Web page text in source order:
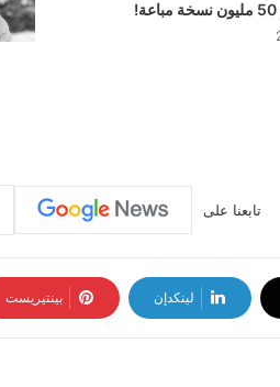
تابعنا على
لينكدإن بينتيريست